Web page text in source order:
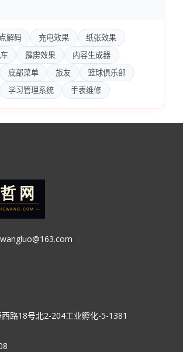
解码 充电效果
纸张效果
霹雳效果
内容生成器
底部菜单 旅友
篮球俱乐部
学习管理系统 手表维修
路18号北2-204工业孵化-5-1381